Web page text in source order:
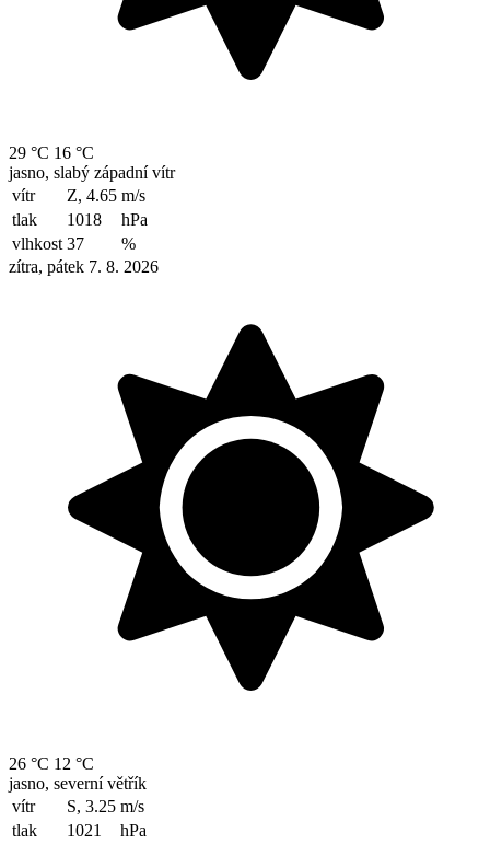
29 °C 16 °C
jasno, slabý západní vítr
vítr
Z, 4.65 m/s
tlak
1018
hPa
vlhkost 37
%
zítra, pátek 7. 8. 2026
26 °C 12 °C
jasno, severní větřík
vítr
S, 3.25 m/s
tlak
1021
hPa